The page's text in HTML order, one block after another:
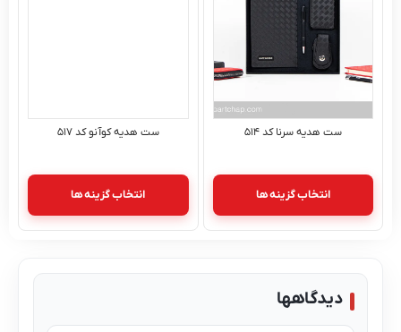
ست هدیه سرنا کد ۵۱۴
انتخاب گزینه ها
ست هدیه کوآنو کد ۵۱۷
انتخاب گزینه ها
دیدگاهها